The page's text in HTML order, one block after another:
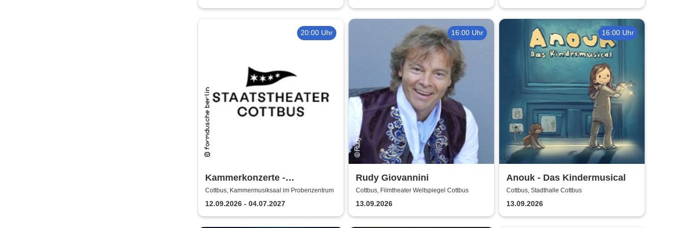
20:00 Uhr
Kammerkonzerte -
Staatstheater Cottbus
Cottbus, Kammermusiksaal im Probenzentrum
12.09.2026 - 04.07.2027
16:00 Uhr
Rudy Giovannini
Cottbus, Filmtheater Weltspiegel Cottbus
13.09.2026
16:00 Uhr
Anouk - Das Kindermusical
Cottbus, Stadthalle Cottbus
13.09.2026